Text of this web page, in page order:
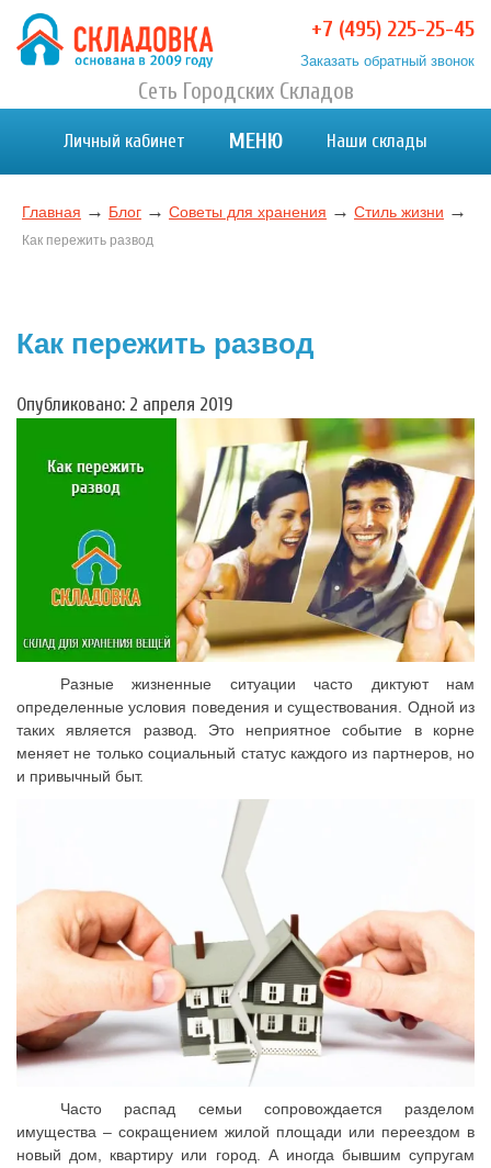
Перейти
содержимому
Хранение вещей в Москве и МО. Склад временного
Хранение вещей в Москве и МО. Склад временного хранения. Складовка
+7 (495) 225-25-45
Заказать обратный звонок
Сеть Городских Складов
Личный кабинет МЕНЮ Наши склады
Главная → Блог → Советы для хранения → Стиль жизни →
Как пережить развод
Как пережить развод
Опубликовано: 2 апреля 2019
Разные жизненные ситуации часто диктуют нам
определенные условия поведения и существования. Одной из
таких является развод. Это неприятное событие в корне
меняет не только социальный статус каждого из партнеров, но
и привычный быт.
Часто распад семьи сопровождается разделом
имущества – сокращением жилой площади или переездом в
новый дом, квартиру или город. А иногда бывшим супругам